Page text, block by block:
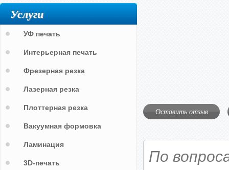
Оставить отзыв
По
Услуги
УФ печать
Интерьерная печать
Фрезерная резка
Лазерная резка
Плоттерная резка
Вакуумная формовка
Ламинация
3D-печать